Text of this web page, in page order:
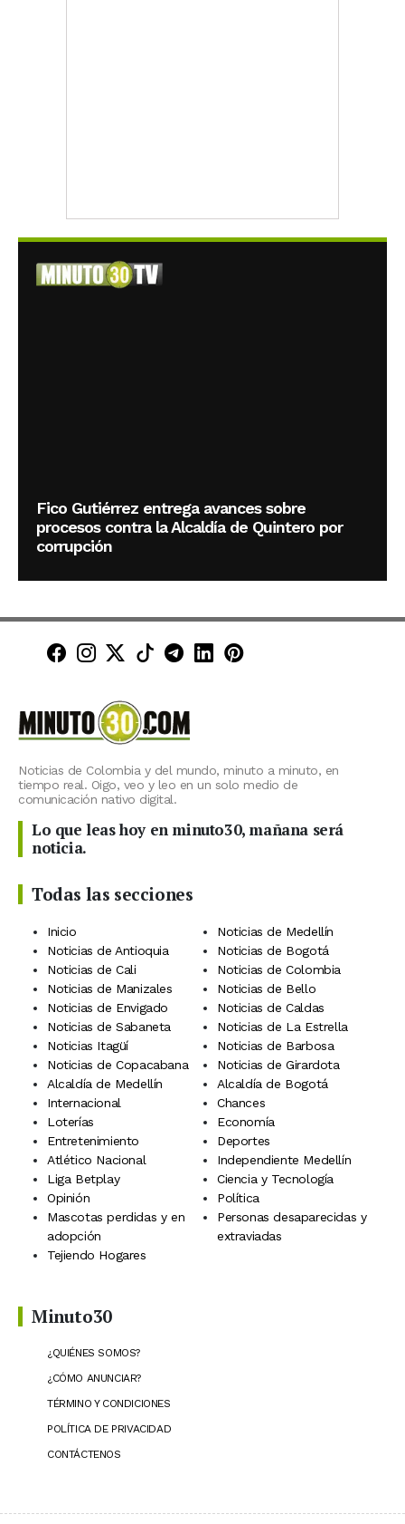
Fico Gutiérrez entrega avances sobre
procesos contra la Alcaldía de Quintero por
corrupción
Minuto30 en Facebook
Minuto30 en Instagram
Minuto30 en X (Twitter)
Minuto30 en TikTok
Canal de Minuto30 en
Minuto30 en LinkedIn
Minuto30 en
Noticias de Colombia y del mundo, minuto a minuto, en
tiempo real. Oigo, veo y leo en un solo medio de
comunicación nativo digital.
Lo que leas hoy en minuto30, mañana será
noticia.
Todas las secciones
Inicio
Noticias de Medellín
Noticias de Antioquia
Noticias de Bogotá
Noticias de Cali
Noticias de Colombia
Noticias de Manizales
Noticias de Bello
Noticias de Envigado
Noticias de Caldas
Noticias de Sabaneta
Noticias de La Estrella
Noticias Itagüí
Noticias de Barbosa
Noticias de Copacabana
Noticias de Girardota
Alcaldía de Medellín
Alcaldía de Bogotá
Internacional
Chances
Loterías
Economía
Entretenimiento
Deportes
Atlético Nacional
Independiente Medellín
Liga Betplay
Ciencia y Tecnología
Opinión
Política
Mascotas perdidas y en
adopción
Personas desaparecidas y
extraviadas
Tejiendo Hogares
Minuto30
¿QUIÉNES SOMOS?
¿CÓMO ANUNCIAR?
TÉRMINO Y CONDICIONES
POLÍTICA DE PRIVACIDAD
CONTÁCTENOS